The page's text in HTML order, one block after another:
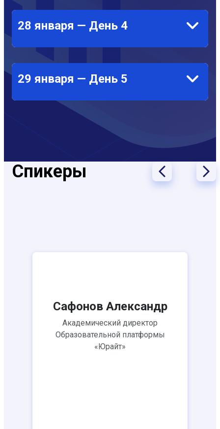
28 января — День 4
29 января — День 5
Спикеры
Сафонов Александр
Академический директор
Образовательной платформы
«Юрайт»